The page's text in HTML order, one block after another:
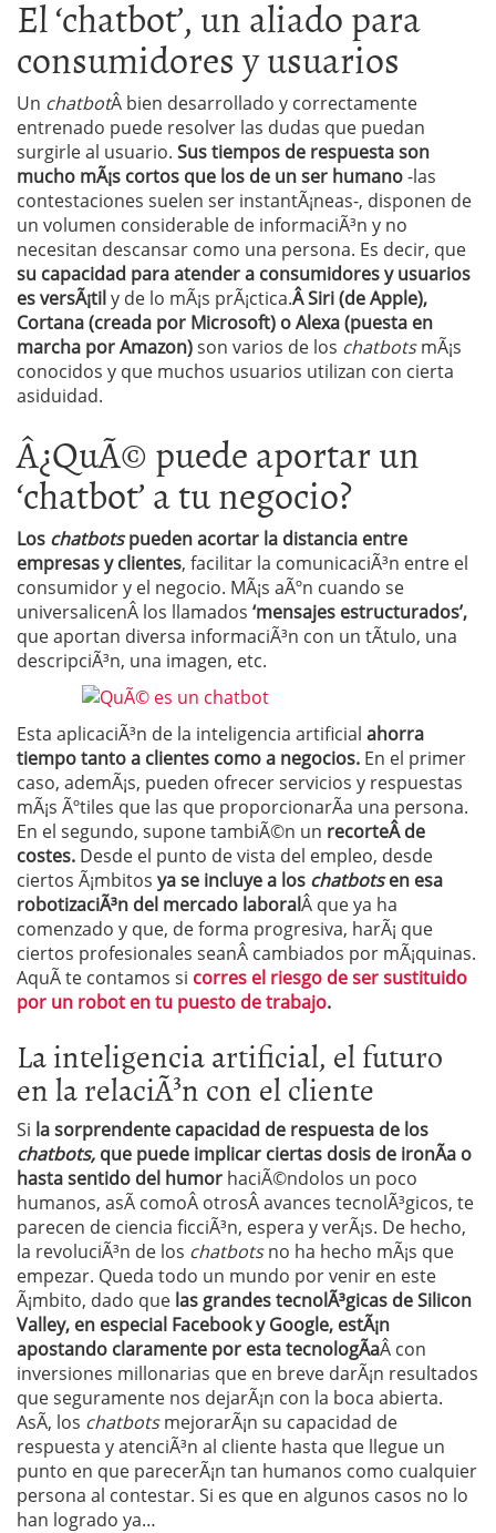
El ‘chatbot’, un aliado para
consumidores y usuarios
Un chatbotÂ bien desarrollado y correctamente
entrenado puede resolver las dudas que puedan
surgirle al usuario. Sus tiempos de respuesta son
mucho mÃ¡s cortos que los de un ser humano-las
contestaciones suelen ser instantÃ¡neas-, disponen de
un volumen considerable de informaciÃ³n y no
necesitan descansar como una persona. Es decir, que
su capacidad para atender a consumidores y usuarios
es versÃ¡tily de lo mÃ¡s prÃ¡ctica.Â Siri (de Apple),
Cortana (creada por Microsoft) o Alexa (puesta en
marcha por Amazon)son varios de los chatbotsmÃ¡s
conocidos y que muchos usuarios utilizan con cierta
asiduidad.
Â¿QuÃ© puede aportar un
‘chatbot’ a tu negocio?
Los chatbotspueden acortar la distancia entre
empresas y clientes, facilitar la comunicaciÃ³n entre el
consumidor y el negocio. MÃ¡s aÃºn cuando se
universalicenÂ los llamados ‘mensajes estructurados’,
que aportan diversa informaciÃ³n con un tÃ­tulo, una
descripciÃ³n, una imagen, etc.
Esta aplicaciÃ³n de la inteligencia artificial ahorra
tiempo tanto a clientes como a negocios. En el primer
caso, ademÃ¡s, pueden ofrecer servicios y respuestas
mÃ¡s Ãºtiles que las que proporcionarÃ­a una persona.
En el segundo, supone tambiÃ©n un recorteÂ de
costes. Desde el punto de vista del empleo, desde
ciertos Ã¡mbitos ya se incluye a los chatbotsen esa
robotizaciÃ³n del mercado laboralÂ que ya ha
comenzado y que, de forma progresiva, harÃ¡ que
ciertos profesionales seanÂ cambiados por mÃ¡quinas.
AquÃ­ te contamos si corres el riesgo de ser sustituido
por un robot en tu puesto de trabajo.
La inteligencia artificial, el futuro
en la relaciÃ³n con el cliente
Si la sorprendente capacidad de respuesta de los
chatbots, que puede implicar ciertas dosis de ironÃ­a o
hasta sentido del humor haciÃ©ndolos un poco
humanos, asÃ­ comoÂ otrosÂ avances tecnolÃ³gicos, te
parecen de ciencia ficciÃ³n, espera y verÃ¡s. De hecho,
la revoluciÃ³n de los chatbotsno ha hecho mÃ¡s que
empezar. Queda todo un mundo por venir en este
Ã¡mbito, dado que las grandes tecnolÃ³gicas de Silicon
Valley, en especial Facebook y Google, estÃ¡n
apostando claramente por esta tecnologÃ­aÂ con
inversiones millonarias que en breve darÃ¡n resultados
que seguramente nos dejarÃ¡n con la boca abierta.
AsÃ­, los chatbotsmejorarÃ¡n su capacidad de
respuesta y atenciÃ³n al cliente hasta que llegue un
punto en que parecerÃ¡n tan humanos como cualquier
persona al contestar. Si es que en algunos casos no lo
han logrado ya…